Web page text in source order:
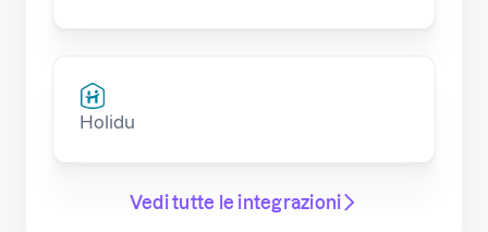
Holidu
Vedi tutte le integrazioni